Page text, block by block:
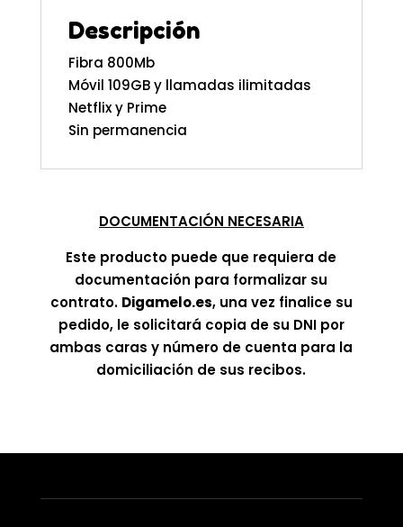
Pepephone
cantidad
Descripción
Fibra 800Mb
Móvil 109GB y llamadas ilimitadas
Netflix y Prime
Sin permanencia
DOCUMENTACIÓN NECESARIA
Este producto puede que requiera de
documentación para formalizar su
contrato. Digamelo.es, una vez finalice su
pedido, le solicitará copia de su DNI por
ambas caras y número de cuenta para la
domiciliación de sus recibos.